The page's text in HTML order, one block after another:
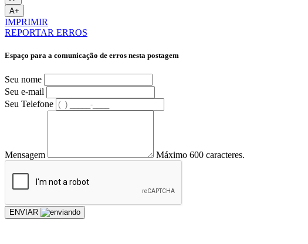
A+
IMPRIMIR
REPORTAR ERROS
Espaço para a comunicação de erros nesta postagem
Seu nome
Seu e-mail
Seu Telefone
Mensagem Máximo 600 caracteres.
ENVIAR